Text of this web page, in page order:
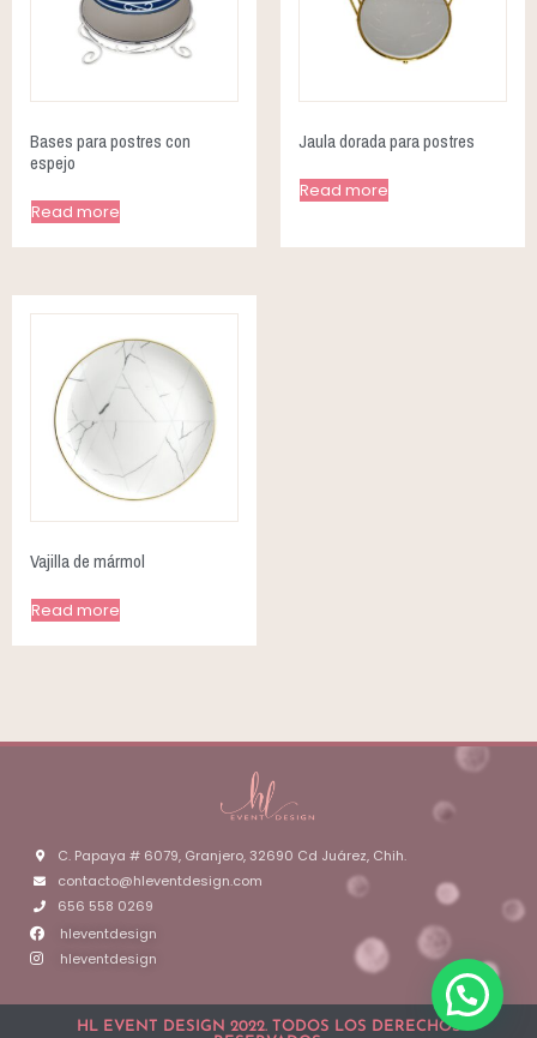
Bases para postres con
espejo
Read more
Jaula dorada para postres
Read more
Vajilla de mármol
Read more
C. Papaya # 6079, Granjero, 32690 Cd Juárez, Chih.
contacto@hleventdesign.com
656 558 0269
hleventdesign
hleventdesign
HL EVENT DESIGN 2022. TODOS LOS DERECHOS